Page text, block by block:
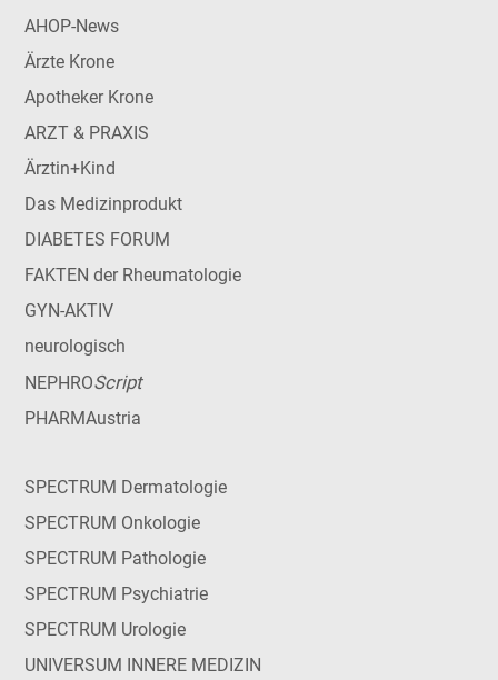
AHOP-News
Ärzte Krone
Apotheker Krone
ARZT & PRAXIS
Ärztin+Kind
Das Medizinprodukt
DIABETES FORUM
FAKTEN der Rheumatologie
GYN-AKTIV
neurologisch
NEPHROScript
PHARMAustria
SPECTRUM Dermatologie
SPECTRUM Onkologie
SPECTRUM Pathologie
SPECTRUM Psychiatrie
SPECTRUM Urologie
UNIVERSUM INNERE MEDIZIN